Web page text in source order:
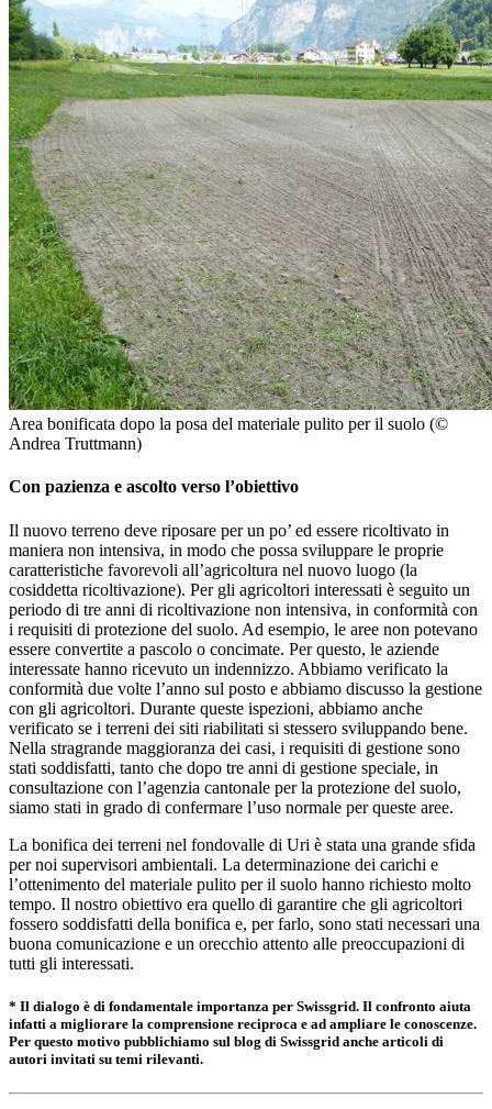
Area bonificata dopo la posa del materiale pulito per il suolo (©
Andrea Truttmann)
Con pazienza e ascolto verso l’obiettivo
Il nuovo terreno deve riposare per un po’ ed essere ricoltivato in
maniera non intensiva, in modo che possa sviluppare le proprie
caratteristiche favorevoli all’agricoltura nel nuovo luogo (la
cosiddetta ricoltivazione). Per gli agricoltori interessati è seguito un
periodo di tre anni di ricoltivazione non intensiva, in conformità con
i requisiti di protezione del suolo. Ad esempio, le aree non potevano
essere convertite a pascolo o concimate. Per questo, le aziende
interessate hanno ricevuto un indennizzo. Abbiamo verificato la
conformità due volte l’anno sul posto e abbiamo discusso la gestione
con gli agricoltori. Durante queste ispezioni, abbiamo anche
verificato se i terreni dei siti riabilitati si stessero sviluppando bene.
Nella stragrande maggioranza dei casi, i requisiti di gestione sono
stati soddisfatti, tanto che dopo tre anni di gestione speciale, in
consultazione con l’agenzia cantonale per la protezione del suolo,
siamo stati in grado di confermare l’uso normale per queste aree.
La bonifica dei terreni nel fondovalle di Uri è stata una grande sfida
per noi supervisori ambientali. La determinazione dei carichi e
l’ottenimento del materiale pulito per il suolo hanno richiesto molto
tempo. Il nostro obiettivo era quello di garantire che gli agricoltori
fossero soddisfatti della bonifica e, per farlo, sono stati necessari una
buona comunicazione e un orecchio attento alle preoccupazioni di
tutti gli interessati.
* Il dialogo è di fondamentale importanza per Swissgrid. Il confronto aiuta
infatti a migliorare la comprensione reciproca e ad ampliare le conoscenze.
Per questo motivo pubblichiamo sul blog di Swissgrid anche articoli di
autori invitati su temi rilevanti.